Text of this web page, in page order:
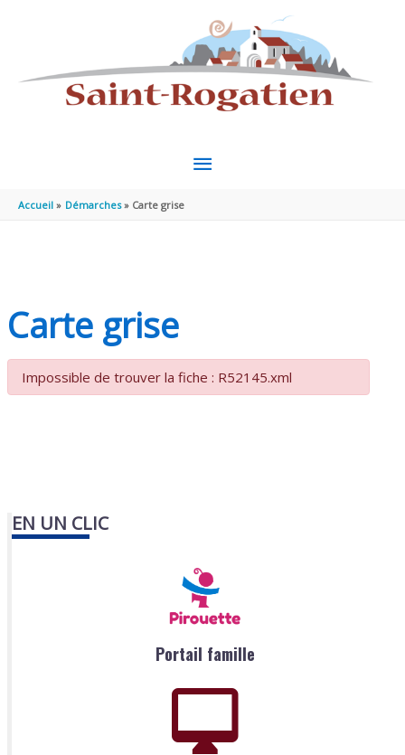
MENU
Accueil Démarches Carte grise
Carte grise
Impossible de trouver la fiche : R52145.xml
EN UN CLIC
Portail famille